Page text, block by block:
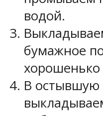
водой.
бумажное
В остывшую